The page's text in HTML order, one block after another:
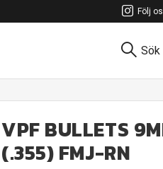
Följ
Sök
VPF BULLETS
(.355) FMJ-RN